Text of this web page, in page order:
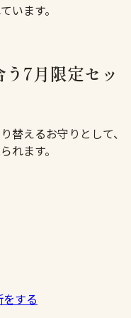
います。
7月限定セッ
替えるお守りとして、
れます。
する